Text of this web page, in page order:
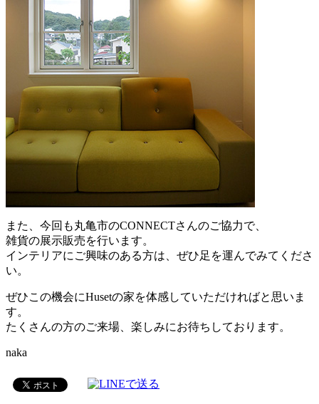
また、今回も丸亀市のCONNECTさんのご協力で、
雑貨の展示販売を行います。
インテリアにご興味のある方は、ぜひ足を運んでみてくださ
い。
ぜひこの機会にHusetの家を体感していただければと思いま
す。
たくさんの方のご来場、楽しみにお待ちしております。
naka